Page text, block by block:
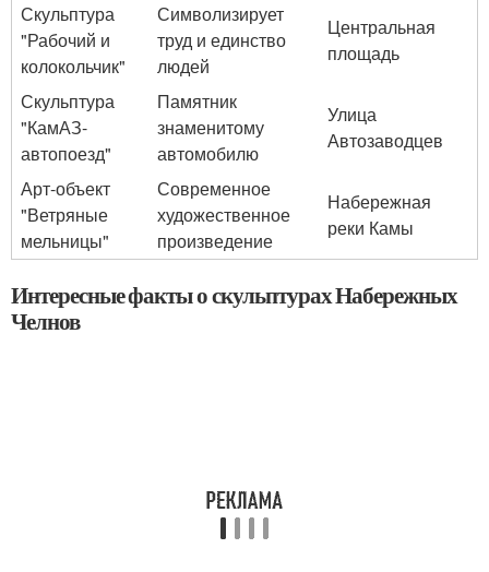
Скульптура
"Рабочий и
колокольчик"
Символизирует
труд и единство
людей
Центральная
площадь
Скульптура
"КамАЗ-
автопоезд"
Памятник
знаменитому
автомобилю
Улица
Автозаводцев
Арт-объект
"Ветряные
мельницы"
Современное
художественное
произведение
Набережная
реки Камы
Интересные факты о скульптурах Набережных
Челнов